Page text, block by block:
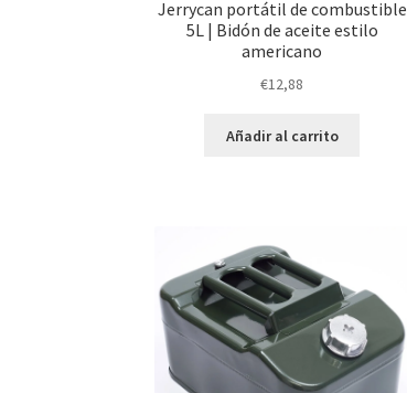
Jerrycan portátil de combustible
5L | Bidón de aceite estilo
americano
€12,88
Añadir al carrito